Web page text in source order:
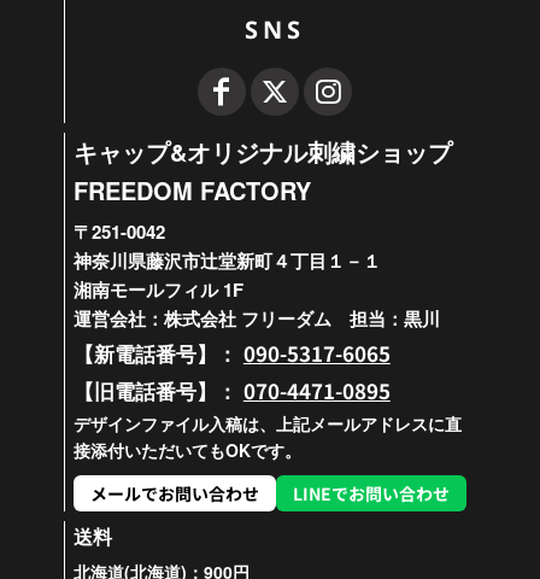
SNS
キャップ&オリジナル刺繍ショップ
FREEDOM FACTORY
〒251-0042
神奈川県藤沢市辻堂新町４丁目１－１
湘南モールフィル 1F
運営会社：株式会社 フリーダム 担当：黒川
【新電話番号】： 090-5317-6065
【旧電話番号】： 070-4471-0895
デザインファイル入稿は、上記メールアドレスに直
接添付いただいてもOKです。
メールでお問い合わせ
LINEでお問い合わせ
送料
北海道(北海道)：900円